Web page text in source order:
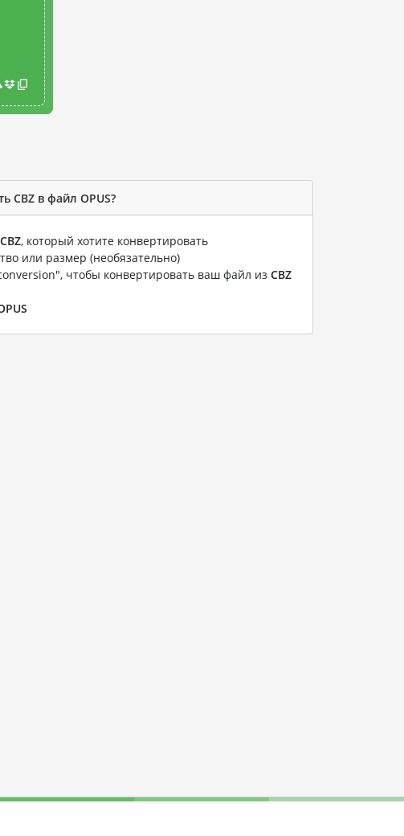
CBZ в файл OPUS?
CBZ, который хотите конвертировать
или размер (необязательно)
чтобы конвертировать ваш файл из CBZ